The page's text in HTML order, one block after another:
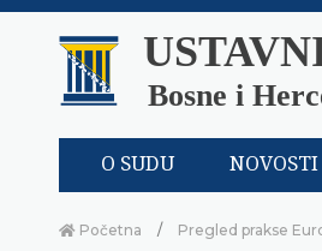
Bosne i
O SUDU NOVOSTI
Početna Pregled prakse